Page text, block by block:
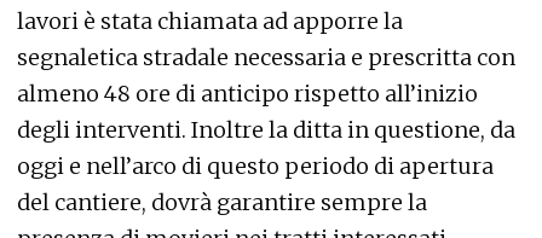
lavori è stata chiamata ad apporre la
segnaletica stradale necessaria e prescritta con
almeno 48 ore di anticipo rispetto all’inizio
degli interventi. Inoltre la ditta in questione, da
oggi e nell’arco di questo periodo di apertura
del cantiere, dovrà garantire sempre la